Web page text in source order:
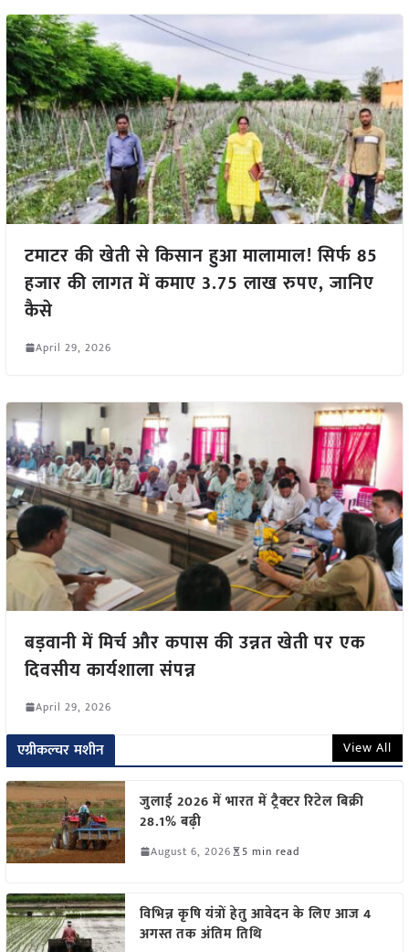
टमाटर की खेती से किसान हुआ मालामाल! सिर्फ 85
हजार की लागत में कमाए 3.75 लाख रुपए, जानिए
कैसे
April 29, 2026
बड़वानी में मिर्च और कपास की उन्नत खेती पर एक
दिवसीय कार्यशाला संपन्न
April 29, 2026
एग्रीकल्चर मशीन View All
जुलाई 2026 में भारत में ट्रैक्टर रिटेल बिक्री
28.1% बढ़ी
August 6, 2026 5 min read
विभिन्न कृषि यंत्रों हेतु आवेदन के लिए आज 4
अगस्त तक अंतिम तिथि